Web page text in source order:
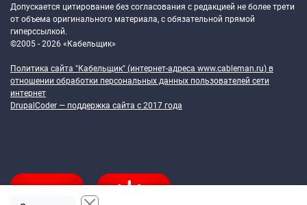
Допускается цитирование без согласования с редакцией не более трети
от объема оригинального материала, с обязательной прямой
гиперссылкой.
©2005 - 2026 «Кабельщик»
Политика сайта "Кабельщик" (интернет-адреса www.cableman.ru) в
отношении обработки персональных данных пользователей сети
интернет
DrupalCoder — поддержка сайта c 2017 года